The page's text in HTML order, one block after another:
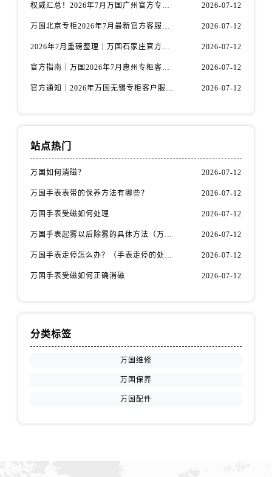
山西省太原市迎泽区迎泽街道解放路15号亨得利名表维修授权店3楼万国售后服务中心（需提前预约）
天津市和平区赤峰道136号天津国际金融中心26层2603室万国售后服务中心（需提前预约）
安徽省滁州市琅琊区南谯北路万国售后服务中心（需提前预约）
福建省龙岩市新罗区九一南路万国售后服务中心（需提前预约）
权威汇总！2026年7月万国广州官方专柜客户服务电话及门店名录 2026-07-12
万国北京专柜2026年7月最新官方客服热线｜门店信息及服务攻略发布 2026-07-12
2026年7月重磅整理｜万国石家庄官方专柜服务电话&客户服务中心公告 2026-07-12
官方指南｜万国2026年7月惠州专柜客户服务热线与门店信息全攻略 2026-07-12
官方通知｜2026年万国无锡专柜客户服务热线全新升级（附7月最新专柜信息汇总） 2026-07-12
站点热门
万国如何消磁？ 2026-07-12
万国手表表带的保养方法有哪些？ 2026-07-12
万国手表受磁如何处理 2026-07-12
万国手表起雾以后除雾的具体方法（万国手表起雾解决办法） 2026-07-12
万国手表走停怎么办？（手表走停的处理方法） 2026-07-12
万国手表受磁如何正确消磁 2026-07-12
分类标签
万国维修
万国保养
万国配件